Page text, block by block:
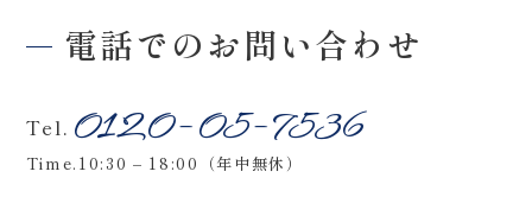
電話でのお問い合わせ
Tel. 0120-05-7536
Time.10:30 – 18:00（年中無休）